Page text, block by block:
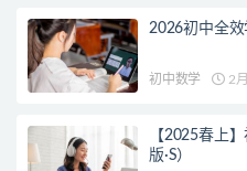
2026初中全效
初中数学 2
【2025春上
版·S）